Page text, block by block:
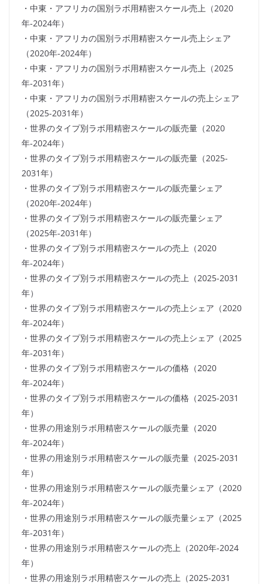
・中東・アフリカの国別ラボ用精密スケール売上（2020
年-2024年）
・中東・アフリカの国別ラボ用精密スケール売上シェア
（2020年-2024年）
・中東・アフリカの国別ラボ用精密スケール売上（2025
年-2031年）
・中東・アフリカの国別ラボ用精密スケールの売上シェア
（2025-2031年）
・世界のタイプ別ラボ用精密スケールの販売量（2020
年-2024年）
・世界のタイプ別ラボ用精密スケールの販売量（2025-
2031年）
・世界のタイプ別ラボ用精密スケールの販売量シェア
（2020年-2024年）
・世界のタイプ別ラボ用精密スケールの販売量シェア
（2025年-2031年）
・世界のタイプ別ラボ用精密スケールの売上（2020
年-2024年）
・世界のタイプ別ラボ用精密スケールの売上（2025-2031
年）
・世界のタイプ別ラボ用精密スケールの売上シェア（2020
年-2024年）
・世界のタイプ別ラボ用精密スケールの売上シェア（2025
年-2031年）
・世界のタイプ別ラボ用精密スケールの価格（2020
年-2024年）
・世界のタイプ別ラボ用精密スケールの価格（2025-2031
年）
・世界の用途別ラボ用精密スケールの販売量（2020
年-2024年）
・世界の用途別ラボ用精密スケールの販売量（2025-2031
年）
・世界の用途別ラボ用精密スケールの販売量シェア（2020
年-2024年）
・世界の用途別ラボ用精密スケールの販売量シェア（2025
年-2031年）
・世界の用途別ラボ用精密スケールの売上（2020年-2024
年）
・世界の用途別ラボ用精密スケールの売上（2025-2031